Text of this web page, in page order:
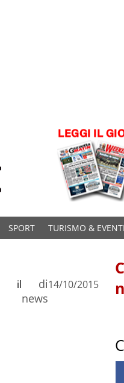
SPORT TURISMO & EVENTI
di
news
il 14/10/2015